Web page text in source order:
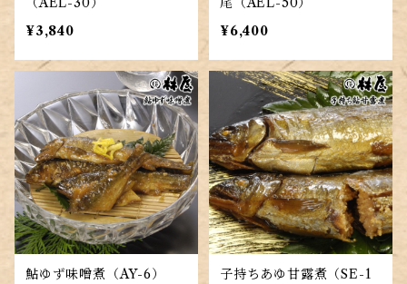
¥3,840
¥6,400
鮎ゆず味噌煮（AY-6）
子持ちあゆ甘露煮（SE-1